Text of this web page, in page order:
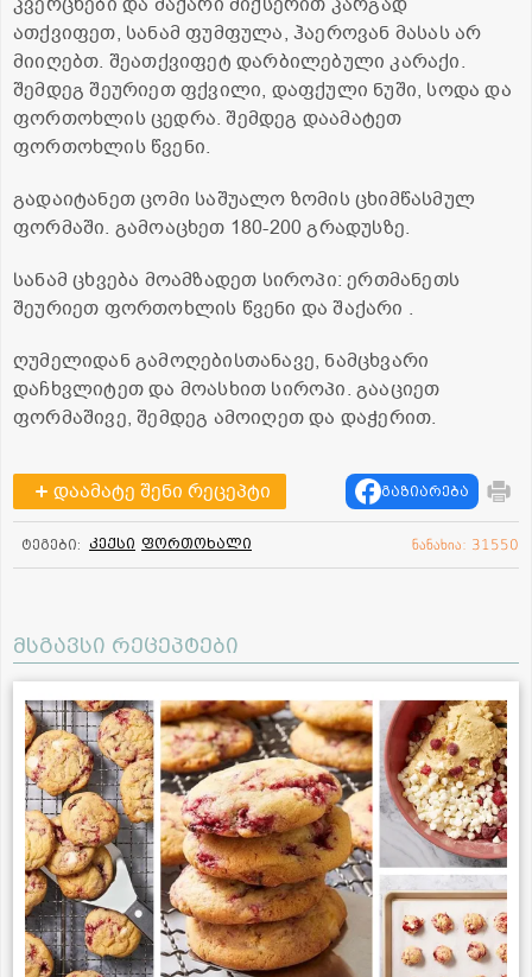
ათქვიფეთ, სანამ ფუმფულა, ჰაეროვან მასას არ
მიიღებთ. შეათქვიფეტ დარბილებული კარაქი.
შემდეგ შეურიეთ ფქვილი, დაფქული ნუში, სოდა და
ფორთოხლის ცედრა. შემდეგ დაამატეთ
ფორთოხლის წვენი.
გადაიტანეთ ცომი საშუალო ზომის ცხიმწასმულ
ფორმაში. გამოაცხეთ 180-200 გრადუსზე.
სანამ ცხვება მოამზადეთ სიროპი: ერთმანეთს
შეურიეთ ფორთოხლის წვენი და შაქარი .
ღუმელიდან გამოღებისთანავე, ნამცხვარი
დაჩხვლიტეთ და მოასხით სიროპი. გააციეთ
ფორმაშივე, შემდეგ ამოიღეთ და დაჭერით.
დაამატე შენი რეცეპტი გაზიარება
ტეგები: კექსი ფორთოხალი ნანახია: 31550
მსგავსი რეცეპტები